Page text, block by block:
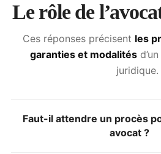
Le rôle de
Ces réponses précisent les
garanties et modalités
juridique.
Faut-il attendre un procès
avocat ?